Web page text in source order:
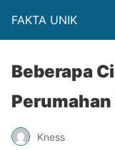
FAKTA UNIK
Beberapa
Kness